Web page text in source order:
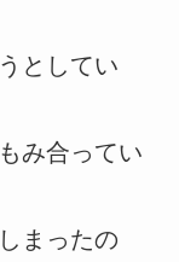
としてい
み合ってい
まったの